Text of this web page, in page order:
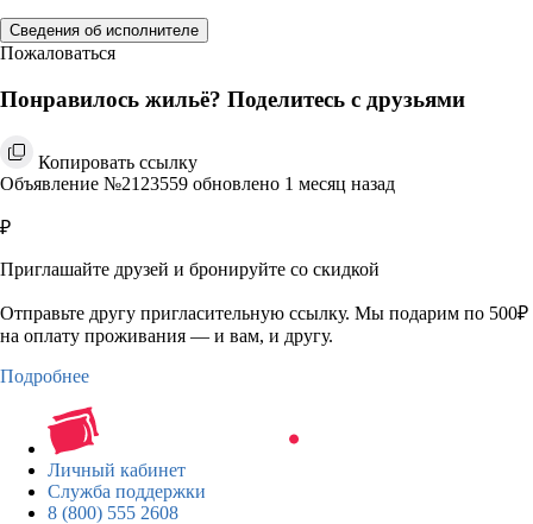
Сведения об исполнителе
Пожаловаться
Понравилось жильё? Поделитесь с друзьями
Копировать ссылку
Объявление №2123559 обновлено 1 месяц назад
₽
Приглашайте друзей и бронируйте со скидкой
Отправьте другу пригласительную ссылку. Мы подарим по 500₽
на оплату проживания — и вам, и другу.
Подробнее
Личный кабинет
Служба поддержки
8 (800) 555 2608